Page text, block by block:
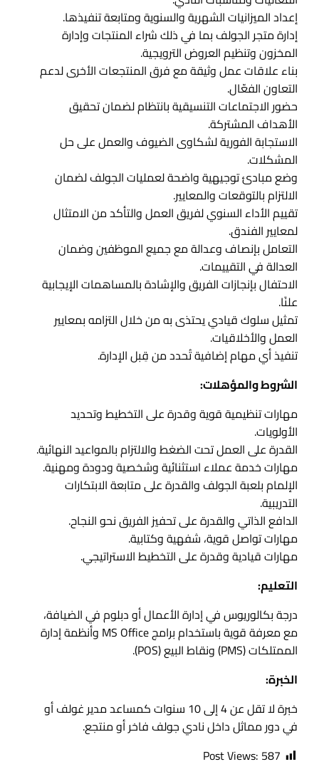
إعداد الميزانيات الشهرية والسنوية ومتابعة تنفيذها.
إدارة متجر الجولف بما في ذلك شراء المنتجات وإدارة
المخزون وتنظيم العروض الترويجية.
بناء علاقات عمل وثيقة مع فرق المنتجعات الأخرى لدعم
التعاون الفعّال.
حضور الاجتماعات التنسيقية بانتظام لضمان تحقيق
الأهداف المشتركة.
الاستجابة الفورية لشكاوى الضيوف والعمل على حل
المشكلات.
وضع مبادئ توجيهية واضحة لعمليات الجولف لضمان
الالتزام بالتوقعات والمعايير.
تقييم الأداء السنوي لفريق العمل والتأكد من الامتثال
لمعايير الفندق.
التعامل بإنصاف وعدالة مع جميع الموظفين وضمان
العدالة في التقييمات.
الاحتفال بإنجازات الفريق والإشادة بالمساهمات الإيجابية
علنًا.
تمثيل سلوك قيادي يحتذى به من خلال التزامه بمعايير
العمل والأخلاقيات.
تنفيذ أي مهام إضافية تُحدد من قِبل الإدارة.
الشروط والمؤهلات:
مهارات تنظيمية قوية وقدرة على التخطيط وتحديد
الأولويات.
القدرة على العمل تحت الضغط والالتزام بالمواعيد النهائية.
مهارات خدمة عملاء استثنائية وشخصية ودودة ومهنية.
الإلمام بلعبة الجولف والقدرة على متابعة الابتكارات
التدريبية.
الدافع الذاتي والقدرة على تحفيز الفريق نحو النجاح.
مهارات تواصل قوية، شفهية وكتابية.
مهارات قيادية وقدرة على التخطيط الاستراتيجي.
التعليم:
درجة بكالوريوس في إدارة الأعمال أو دبلوم في الضيافة،
مع معرفة قوية باستخدام برامج MS Office وأنظمة إدارة
الممتلكات (PMS) ونقاط البيع (POS).
الخبرة:
خبرة لا تقل عن 4 إلى 10 سنوات كمساعد مدير غولف أو
في دور مماثل داخل نادي جولف فاخر أو منتجع.
Post Views: 587